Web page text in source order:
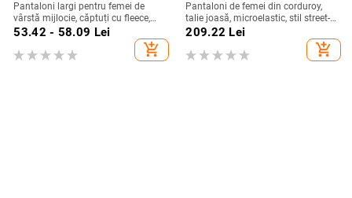
Pantaloni largi pentru femei de
vârstă mijlocie, căptuți cu fleece,
talie medie, croială lejeră, toamnă–
53.42 - 58.09 Lei
add_shopping_cart
Pantaloni de femei din corduroy,
talie joasă, microelastic, stil street-
hipster, pantaloni casual, 95%
209.22 Lei
add_shopping_cart